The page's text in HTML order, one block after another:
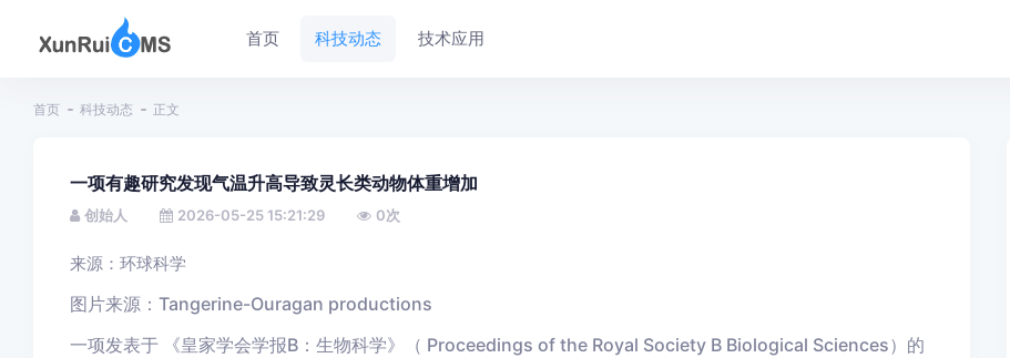
首页 科技动态 技术应用
首页 科技动态 正文
一项有趣研究发现气温升高导致灵长类动物体重增加
创始人 2026-05-25 15:21:29 0次
来源：环球科学
图片来源：Tangerine-Ouragan productions
一项发表于
《皇家学会学报B：生物科学》 （ Proceedings of the Royal Society B Biological Sciences）的